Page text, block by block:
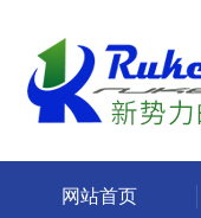
网站首页